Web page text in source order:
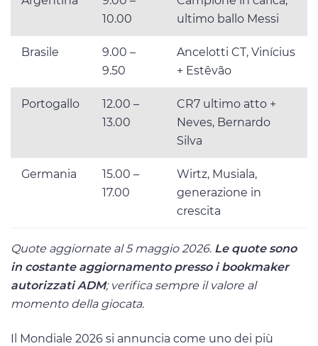
10.00
ultimo ballo Messi
Brasile
9.00 –
9.50
Ancelotti CT, Vinícius
+ Estêvão
Portogallo
12.00 –
13.00
CR7 ultimo atto +
Neves, Bernardo
Silva
Germania
15.00 –
17.00
Wirtz, Musiala,
generazione in
crescita
Quote aggiornate al 5 maggio 2026. Le quote sono
in costante aggiornamento presso i bookmaker
autorizzati ADM; verifica sempre il valore al
momento della giocata.
Il Mondiale 2026 si annuncia come uno dei più